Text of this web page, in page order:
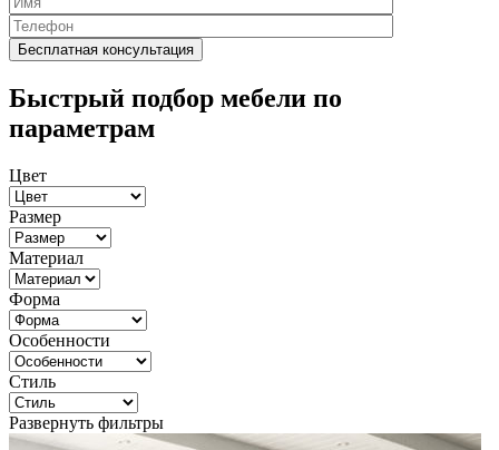
Быстрый подбор мебели по
параметрам
Цвет
Размер
Материал
Форма
Особенности
Стиль
Развернуть фильтры